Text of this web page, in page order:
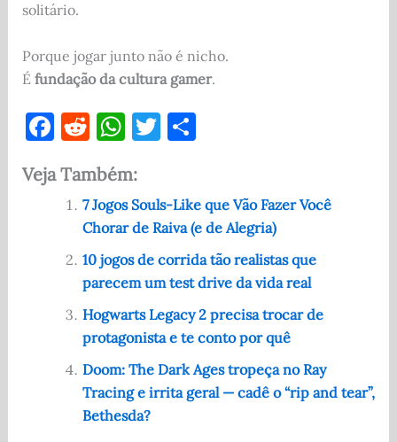
solitário.
Porque jogar junto não é nicho.
É fundação da cultura gamer.
F
c
e
o
k
R
d
di
t
W
at
s
A
p
p
T
te
r
S
e
Veja Também:
7 Jogos Souls-Like que Vão Fazer Você
Chorar de Raiva (e de Alegria)
10 jogos de corrida tão realistas que
parecem um test drive da vida real
Hogwarts Legacy 2 precisa trocar de
protagonista e te conto por quê
Doom: The Dark Ages tropeça no Ray
Tracing e irrita geral — cadê o “rip and tear”,
Bethesda?